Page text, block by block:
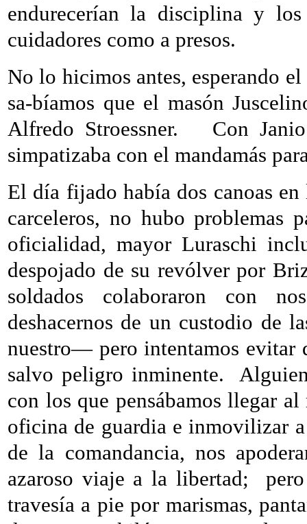
endurecerían la disciplina y
cuidadores como a presos.
No lo hicimos antes, esperando
sa-bíamos que el masón
Alfredo Stroessner.
Con
simpatizaba con el mandamás
El día fijado había dos canoas
carceleros, no hubo problemas
oficialidad, mayor Luraschi
despojado de su revólver por
soldados colaboraron con
deshacernos de un custodio de
nuestro— pero intentamos evitar
salvo peligro inminente.
con los que pensábamos llegar
oficina de guardia e inmovilizar
de la comandancia, nos
azaroso viaje a la libertad;
travesía a pie por marismas,